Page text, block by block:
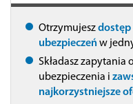
Otrzymujeszdostęp
ubezpieczeńw
Składasz
ubezpieczenia i
najkorzystniejsze